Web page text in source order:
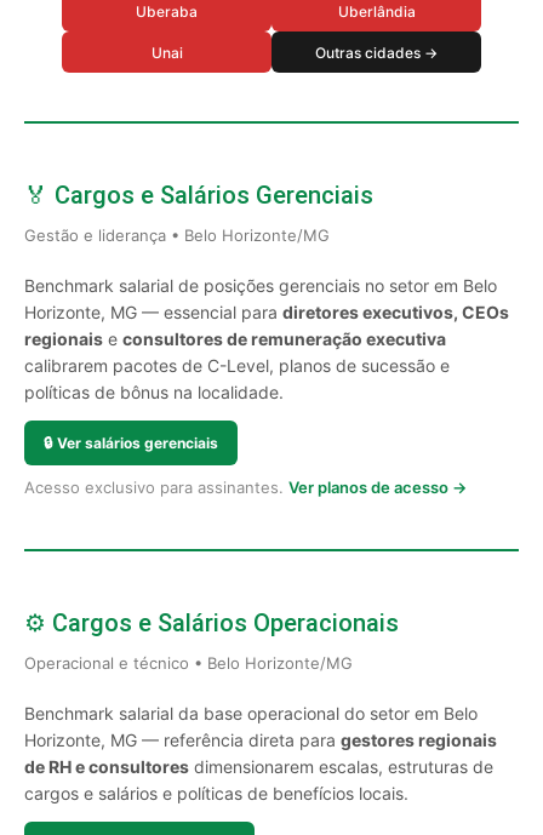
Uberaba Uberlândia
Unai Outras cidades →
🏅 Cargos e Salários Gerenciais
Gestão e liderança • Belo Horizonte/MG
Benchmark salarial de posições gerenciais no setor em Belo
Horizonte, MG — essencial para diretores executivos, CEOs
regionais e consultores de remuneração executiva
calibrarem pacotes de C-Level, planos de sucessão e
políticas de bônus na localidade.
🔒 Ver salários gerenciais
Acesso exclusivo para assinantes. Ver planos de acesso →
⚙️ Cargos e Salários Operacionais
Operacional e técnico • Belo Horizonte/MG
Benchmark salarial da base operacional do setor em Belo
Horizonte, MG — referência direta para gestores regionais
de RH e consultores dimensionarem escalas, estruturas de
cargos e salários e políticas de benefícios locais.